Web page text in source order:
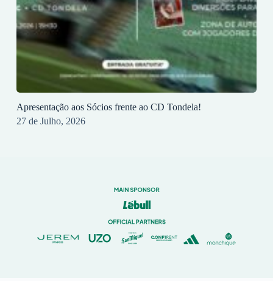
Apresentação aos Sócios frente ao CD Tondela!
27 de Julho, 2026